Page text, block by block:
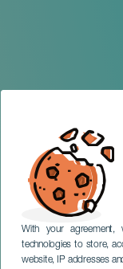
With your
technologies to store,
website, IP addresses